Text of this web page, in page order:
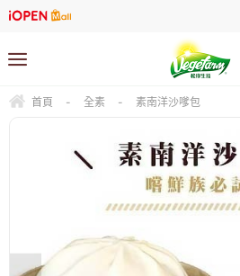
首頁 - 全素 - 素南洋沙嗲包